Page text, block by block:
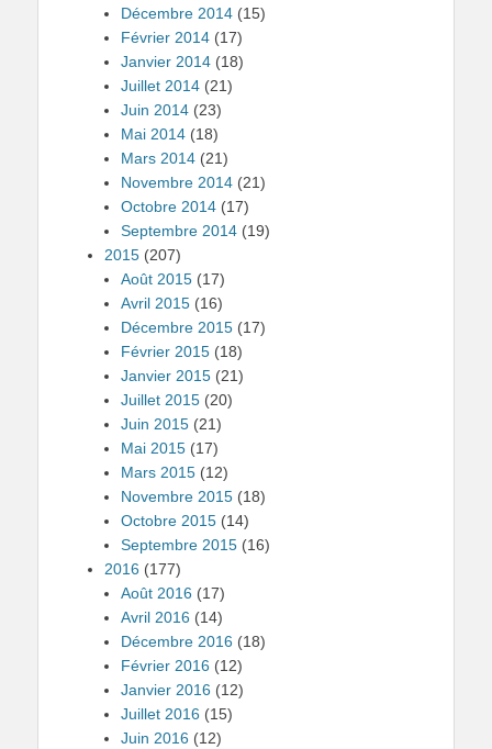
Décembre 2014 (15)
Février 2014 (17)
Janvier 2014 (18)
Juillet 2014 (21)
Juin 2014 (23)
Mai 2014 (18)
Mars 2014 (21)
Novembre 2014 (21)
Octobre 2014 (17)
Septembre 2014 (19)
2015 (207)
Août 2015 (17)
Avril 2015 (16)
Décembre 2015 (17)
Février 2015 (18)
Janvier 2015 (21)
Juillet 2015 (20)
Juin 2015 (21)
Mai 2015 (17)
Mars 2015 (12)
Novembre 2015 (18)
Octobre 2015 (14)
Septembre 2015 (16)
2016 (177)
Août 2016 (17)
Avril 2016 (14)
Décembre 2016 (18)
Février 2016 (12)
Janvier 2016 (12)
Juillet 2016 (15)
Juin 2016 (12)